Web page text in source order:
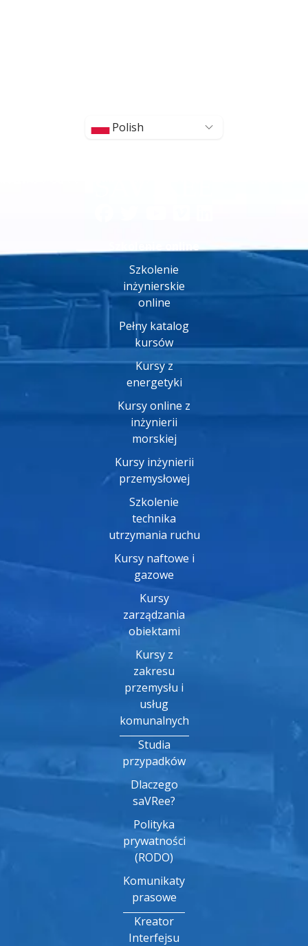
Polish
Szkolenie online
Szkolenie
inżynierskie
online
Pełny katalog
kursów
Kursy z
energetyki
Kursy online z
inżynierii
morskiej
Kursy inżynierii
przemysłowej
Szkolenie
technika
utrzymania ruchu
Kursy naftowe i
gazowe
Kursy
zarządzania
obiektami
Kursy z
zakresu
przemysłu i
usług
komunalnych
Studia
przypadków
Dlaczego
saVRee?
Polityka
prywatności
(RODO)
Komunikaty
prasowe
Kreator
Interfejsu